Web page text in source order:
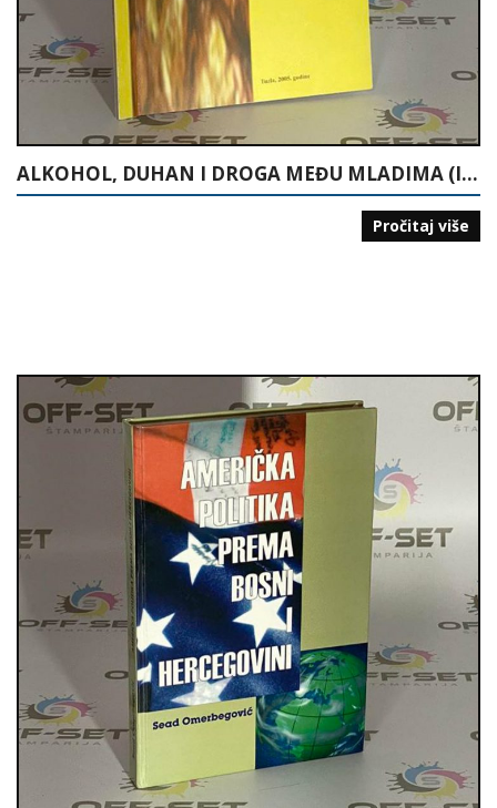
ALKOHOL, DUHAN I DROGA MEĐU MLADIMA (ISTRAŽIVANJE U ŠKOLAMA U TUZLANSKOM KANTONU)
Pročitaj više